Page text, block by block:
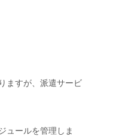
ますが、派遣サービ
ュールを管理しま